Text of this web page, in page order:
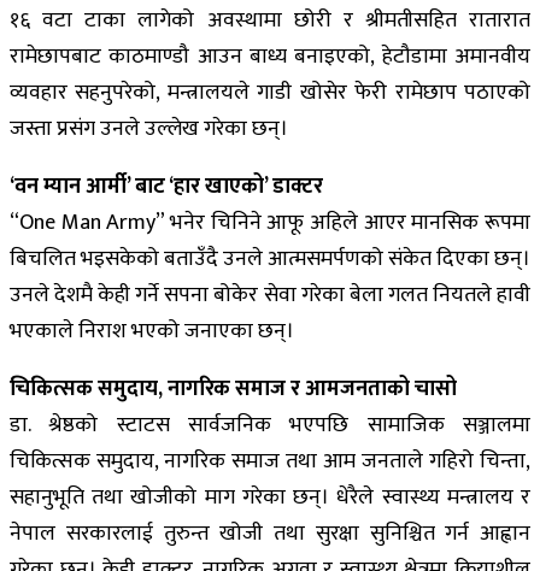
१६ वटा टाका लागेको अवस्थामा छोरी र श्रीमतीसहित रातारात
रामेछापबाट काठमाण्डौ आउन बाध्य बनाइएको, हेटौडामा अमानवीय
व्यवहार सहनुपरेको, मन्त्रालयले गाडी खोसेर फेरी रामेछाप पठाएको
जस्ता प्रसंग उनले उल्लेख गरेका छन्।
‘वन म्यान आर्मी’ बाट ‘हार खाएको’ डाक्टर
“One Man Army” भनेर चिनिने आफू अहिले आएर मानसिक रूपमा
बिचलित भइसकेको बताउँदै उनले आत्मसमर्पणको संकेत दिएका छन्।
उनले देशमै केही गर्ने सपना बोकेर सेवा गरेका बेला गलत नियतले हावी
भएकाले निराश भएको जनाएका छन्।
चिकित्सक समुदाय, नागरिक समाज र आमजनताको चासो
डा. श्रेष्ठको स्टाटस सार्वजनिक भएपछि सामाजिक सञ्जालमा
चिकित्सक समुदाय, नागरिक समाज तथा आम जनताले गहिरो चिन्ता,
सहानुभूति तथा खोजीको माग गरेका छन्। धेरैले स्वास्थ्य मन्त्रालय र
नेपाल सरकारलाई तुरुन्त खोजी तथा सुरक्षा सुनिश्चित गर्न आह्वान